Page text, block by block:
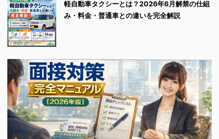
軽自動車タクシーとは？2026年6月解禁の仕組
み・料金・普通車との違いを完全解説